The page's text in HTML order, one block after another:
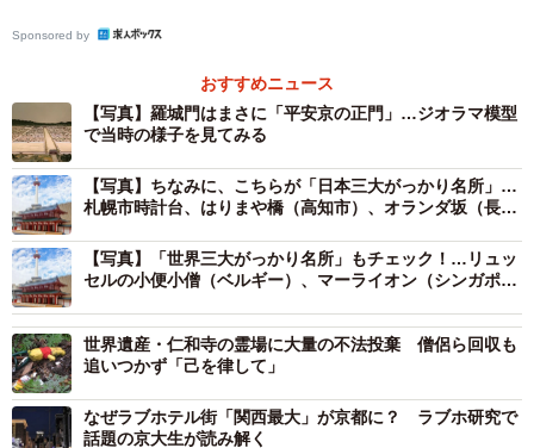
Sponsored by
おすすめニュース
【写真】羅城門はまさに「平安京の正門」…ジオラマ模型
で当時の様子を見てみる
【写真】ちなみに、こちらが「日本三大がっかり名所」…
札幌市時計台、はりまや橋（高知市）、オランダ坂（長崎
【写真】「世界三大がっかり名所」もチェック！…リュッ
セルの小便小僧（ベルギー）、マーライオン（シンガポー
世界遺産・仁和寺の霊場に大量の不法投棄 僧侶ら回収も
追いつかず「己を律して」
なぜラブホテル街「関西最大」が京都に？ ラブホ研究で
話題の京大生が読み解く